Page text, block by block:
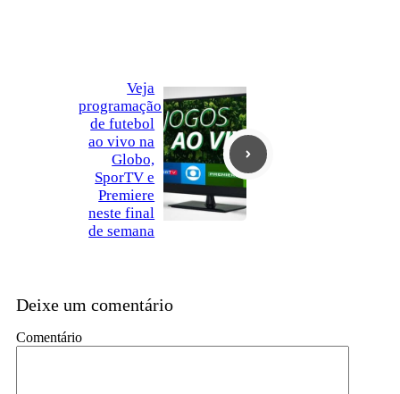
Veja
programação
de futebol
ao vivo na
Globo,
SporTV e
Premiere
neste final
de semana
Deixe um comentário
Comentário